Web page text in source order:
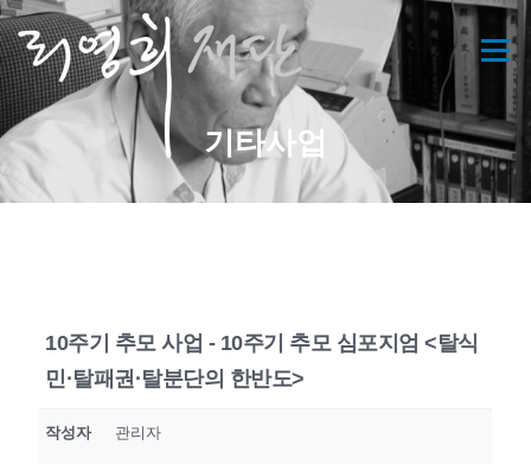
콘
텐
츠
로
바
로
기
메뉴
기타사업
10주기 추모 사업 - 10주기 추모 심포지엄 <탈식
민·탈패권·탈분단의 한반도>
작성자 관리자